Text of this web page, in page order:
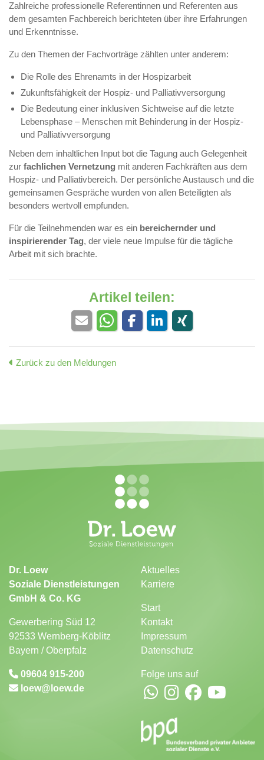
Zahlreiche professionelle Referentinnen und Referenten aus
dem gesamten Fachbereich berichteten über ihre Erfahrungen
und Erkenntnisse.
Zu den Themen der Fachvorträge zählten unter anderem:
Die Rolle des Ehrenamts in der Hospizarbeit
Zukunftsfähigkeit der Hospiz- und Palliativversorgung
Die Bedeutung einer inklusiven Sichtweise auf die letzte
Lebensphase – Menschen mit Behinderung in der Hospiz-
und Palliativversorgung
Neben dem inhaltlichen Input bot die Tagung auch Gelegenheit
zur fachlichen Vernetzung mit anderen Fachkräften aus dem
Hospiz- und Palliativbereich. Der persönliche Austausch und die
gemeinsamen Gespräche wurden von allen Beteiligten als
besonders wertvoll empfunden.
Für die Teilnehmenden war es ein bereichernder und
inspirierender Tag, der viele neue Impulse für die tägliche
Arbeit mit sich brachte.
Artikel teilen:
Zurück zu den Meldungen
Dr. Loew
Soziale Dienstleistungen
GmbH & Co. KG
Gewerbering Süd 12
92533 Wernberg-Köblitz
Bayern / Oberpfalz
09604 915-200
loew
loew.de
Aktuelles
Karriere
Start
Kontakt
Impressum
Datenschutz
Folge uns auf